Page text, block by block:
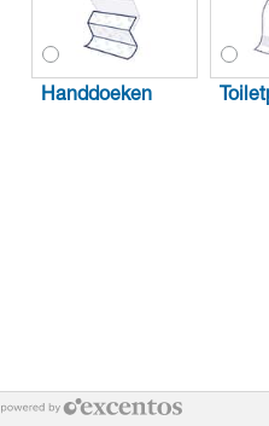
Handdoeken
powered by excentos